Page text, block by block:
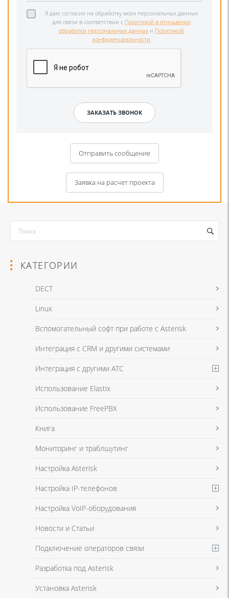
Я даю согласие на обработку моих персональных данных
для связи в соответствии с Политикой в отношении
обработки персональных данных и Политикой
конфиденциальности
Отправить сообщение
Я даю согласие на обработку моих персональных данных для связи
в соответствии сПолитикой в отношении обработки персональных
Заявка на расчет проекта
Я даю согласие на обработку моих персональных данных для связи
в соответствии с Политикой в отношении обработки персональных
КАТЕГОРИИ
DECT
Linux
Вспомогательный софт при работе с Asterisk
Интеграция с CRM и другими системами
Интеграция с другими АТС
Использование Elastix
Использование FreePBX
Книга
Мониторинг и траблшутинг
Настройка Asterisk
Настройка IP-телефонов
Настройка VoIP-оборудования
Новости и Статьи
Подключение операторов связи
Разработка под Asterisk
Установка Asterisk